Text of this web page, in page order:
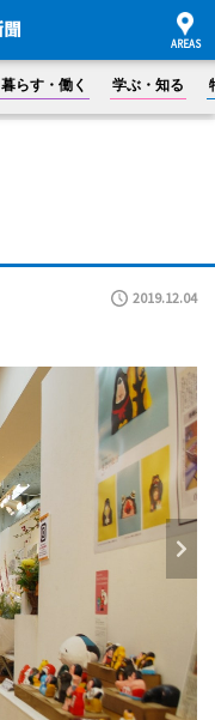
暮らす・働く 学ぶ・知る
2019.12.04